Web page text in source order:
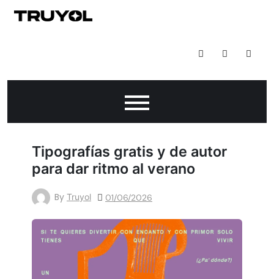
Tipografías gratis y de autor
para dar ritmo al verano
By Truyol 01/06/2026